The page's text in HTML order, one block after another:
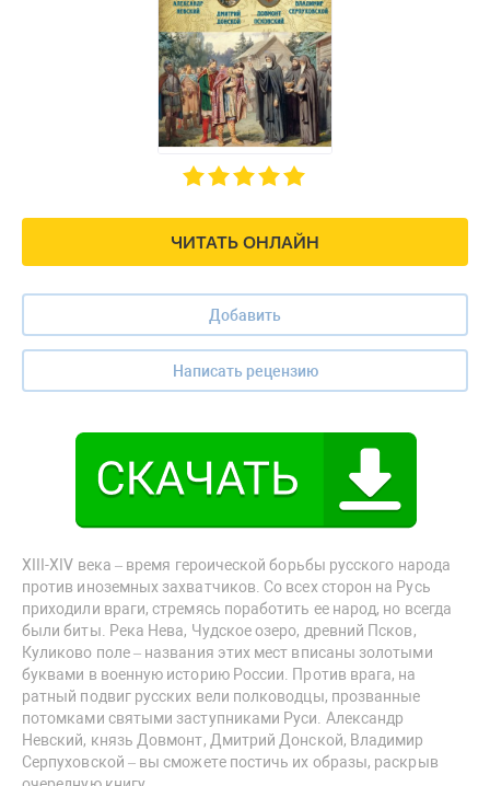
ЧИТАТЬ ОНЛАЙН
Добавить
Написать рецензию
XIII-XIV века – время героической борьбы русского народа
против иноземных захватчиков. Со всех сторон на Русь
приходили враги, стремясь поработить ее народ, но всегда
были биты. Река Нева, Чудское озеро, древний Псков,
Куликово поле – названия этих мест вписаны золотыми
буквами в военную историю России. Против врага, на
ратный подвиг русских вели полководцы, прозванные
потомками святыми заступниками Руси. Александр
Невский, князь Довмонт, Дмитрий Донской, Владимир
Серпуховской – вы сможете постичь их образы, раскрыв